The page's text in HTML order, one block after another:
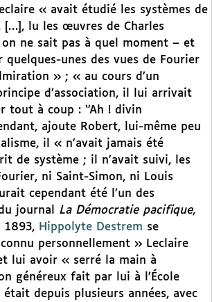
« avait étudié les systèmes de
[…], lu les œuvres de Charles
ne sait pas à quel moment – et
unes des vues de Fourier
» ; « au cours d’un
d’association, il lui arrivait
tout à coup : ‘’Ah ! divin
ajoute Robert, lui-même peu
il « n’avait jamais été
de système ; il n’avait suivi, les
ni Saint-Simon, ni Louis
cependant été l’un des
journal La Démocratie pacifique,
1893, Hippolyte Destrem se
personnellement » Leclaire
lui avoir « serré la main à
généreux fait par lui à l’École
depuis plusieurs années, avec